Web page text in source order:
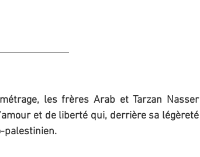
les frères Arab et Tarzan Nasser
et de liberté qui, derrière sa légèreté
palestinien.